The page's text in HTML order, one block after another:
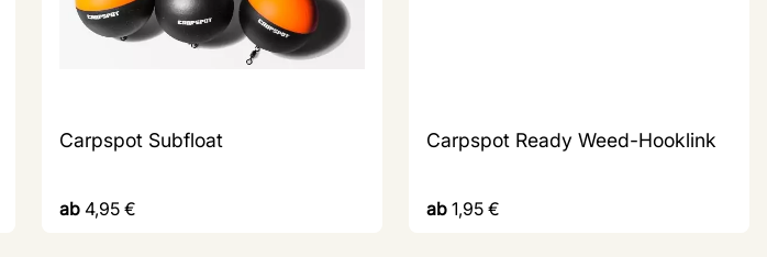
Carpspot Subfloat
ab 4,95 €
Carpspot Ready Weed-Hooklink
ab 1,95 €